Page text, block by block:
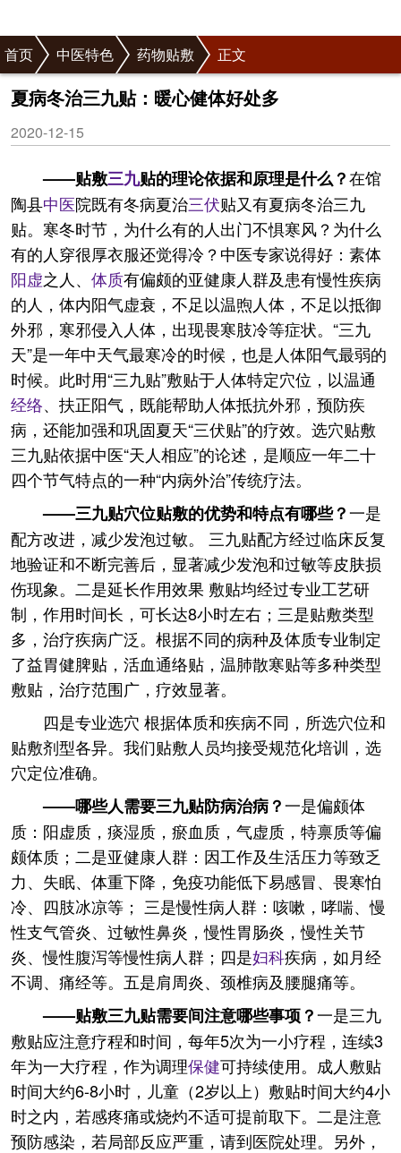
首页 中医特色 药物贴敷 正文
夏病冬治三九贴：暖心健体好处多
2020-12-15
——贴敷三九贴的理论依据和原理是什么？在馆
陶县中医院既有冬病夏治三伏贴又有夏病冬治三九
贴。寒冬时节，为什么有的人出门不惧寒风？为什么
有的人穿很厚衣服还觉得冷？中医专家说得好：素体
阳虚之人、 体质有偏颇的亚健康人群及患有慢性疾病
的人，体内阳气虚衰，不足以温煦人体，不足以抵御
外邪，寒邪侵入人体，出现畏寒肢冷等症状。“三九
天”是一年中天气最寒冷的时候，也是人体阳气最弱的
时候。此时用“三九贴”敷贴于人体特定穴位，以温通
经络、扶正阳气，既能帮助人体抵抗外邪，预防疾
病，还能加强和巩固夏天“三伏贴”的疗效。选穴贴敷
三九贴依据中医“天人相应”的论述，是顺应一年二十
四个节气特点的一种“内病外治”传统疗法。
——三九贴穴位贴敷的优势和特点有哪些？一是
配方改进，减少发泡过敏。 三九贴配方经过临床反复
地验证和不断完善后，显著减少发泡和过敏等皮肤损
伤现象。二是延长作用效果 敷贴均经过专业工艺研
制，作用时间长，可长达8小时左右；三是贴敷类型
多，治疗疾病广泛。根据不同的病种及体质专业制定
了益胃健脾贴，活血通络贴，温肺散寒贴等多种类型
敷贴，治疗范围广，疗效显著。
四是专业选穴 根据体质和疾病不同，所选穴位和
贴敷剂型各异。我们贴敷人员均接受规范化培训，选
穴定位准确。
——哪些人需要三九贴防病治病？一是偏颇体
质：阳虚质，痰湿质，瘀血质，气虚质，特禀质等偏
颇体质；二是亚健康人群：因工作及生活压力等致乏
力、失眠、体重下降，免疫功能低下易感冒、畏寒怕
冷、四肢冰凉等； 三是慢性病人群：咳嗽，哮喘、慢
性支气管炎、过敏性鼻炎，慢性胃肠炎，慢性关节
炎、慢性腹泻等慢性病人群；四是妇科疾病，如月经
不调、痛经等。五是肩周炎、颈椎病及腰腿痛等。
——贴敷三九贴需要间注意哪些事项？一是三九
敷贴应注意疗程和时间，每年5次为一小疗程，连续3
年为一大疗程，作为调理保健可持续使用。成人敷贴
时间大约6-8小时，儿童（2岁以上）敷贴时间大约4小
时之内，若感疼痛或烧灼不适可提前取下。二是注意
预防感染，若局部反应严重，请到医院处理。另外，